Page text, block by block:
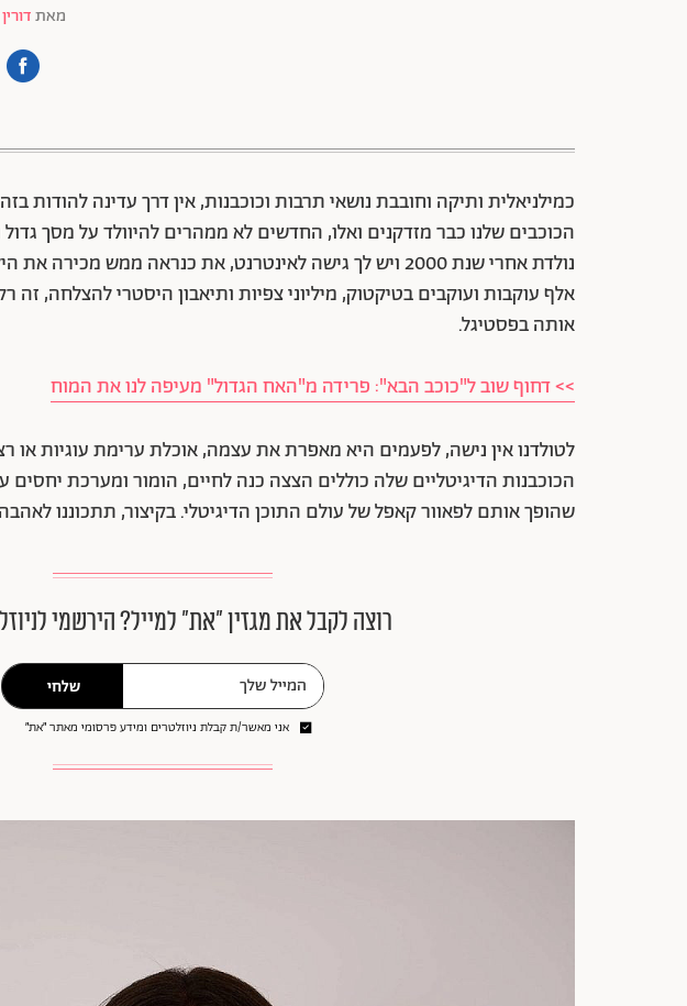
מאת
כמילניאלית ותיקה וחובבת נושאי תרבות וכוכבנות, אין דרך עדינה להודות
הכוכבים שלנו כבר מזדקנים ואלו, החדשים לא ממהרים להיוולד על מסך
אלף עוקבות ועוקבים בטיקטוק, מיליוני צפיות ותיאבון היסטרי להצלחה, זה
אותה בפסטיגל.
>> דחוף שוב ל"כוכב הבא": פרידה מ"האח הגדול" מעיפה לנו את המוח
לטולדנו אין נישה, לפעמים היא מאפרת את עצמה, אוכלת ערימת עוגיות או
הכוכבנות הדיגיטליים שלה כוללים הצצה כנה לחיים, הומור ומערכת
שהופך אותם לפאוור קאפל של עולם התוכן הדיגיטלי. בקיצור, תתכוננו
רוצה לקבל את מגזין ״את״ למייל? הירשמי
שלחי
אני מאשר/ת קבלת ניוזלטרים ומידע פרסומי מאתר ״את״